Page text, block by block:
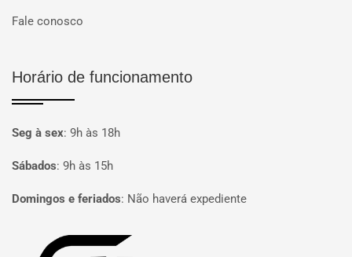
Fale conosco
Horário de funcionamento
Seg à sex: 9h às 18h
Sábados: 9h às 15h
Domingos e feriados: Não haverá expediente
Página inicial